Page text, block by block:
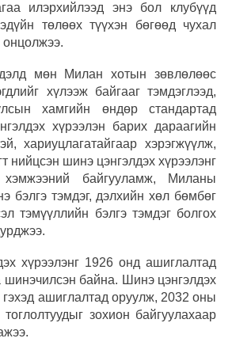
илэрхийлээд энэ бол клубүүд
төлөөх түүхэн бөгөөд чухал
мөн Милан хотын зөвлөлөөс
хүлээж байгааг тэмдэглээд,
хамгийн өндөр стандартад
хүрээлэн барих дараагийн
хариуцлагатайгаар хэрэгжүүлж,
нийцсэн шинэ цэнгэлдэх хүрээлэнг
байгууламж, Миланы
бэлгэ тэмдэг, дэлхийн хөл бөмбөг
тэмүүллийн бэлгэ тэмдэг болгох
хүрээлэнг 1926 онд ашиглалтад
шинэчилсэн байна. Шинэ цэнгэлдэх
гэхэд ашиглалтад оруулж, 2032 оны
зохион байгуулахаар